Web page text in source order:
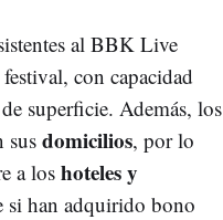
al BBK Live
con capacidad
de superficie. Además, los
susdomicilios, por lo
a los hoteles y
si han adquirido bono